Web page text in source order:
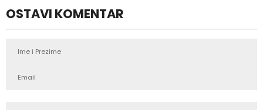
OSTAVI KOMENTAR